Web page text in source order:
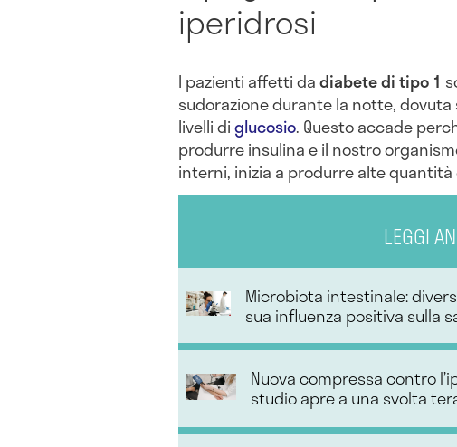
iperidrosi
I pazienti affetti dadiabete di tipo 1
sudorazione durante la notte,
livelli diglucosio. Questo accade
produrre insulina e il nostro
interni, inizia a produrre alte quantità
LEGGI
Microbiota intestinale:
sua influenza positiva sulla
Nuova compressa contro
studio apre a una svolta